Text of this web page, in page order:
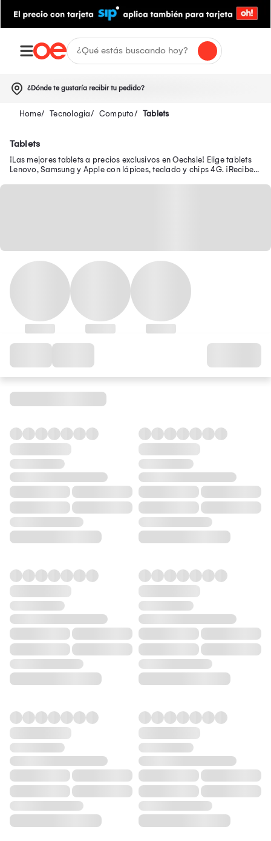
¿Dónde te gustaría recibir tu pedido?
Tecnologia Computo Tablets
Tablets
¡Las mejores tablets a precios exclusivos en Oechsle! Elige tablets
Lenovo, Samsung y Apple con lápices, teclado y chips 4G. ¡Recibe